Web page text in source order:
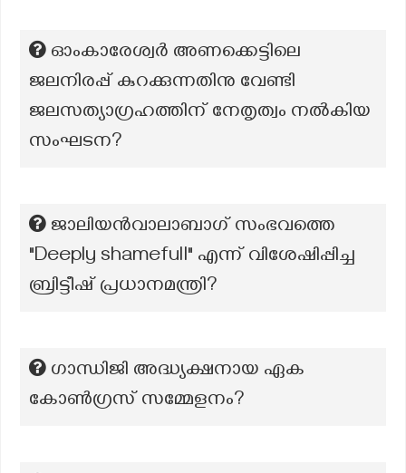
ഓംകാരേശ്വർ അണക്കെട്ടിലെ
ജലനിരപ്പ് കുറക്കുന്നതിനു വേണ്ടി
ജലസത്യാഗ്രഹത്തിന് നേതൃത്വം നൽകിയ
സംഘടന?
ജാലിയൻവാലാബാഗ് സംഭവത്തെ
"Deeply shamefull" എന്ന് വിശേഷിപ്പിച്ച
ബ്രിട്ടീഷ് പ്രധാനമന്ത്രി?
ഗാന്ധിജി അദ്ധ്യക്ഷനായ ഏക
കോൺഗ്രസ് സമ്മേളനം?